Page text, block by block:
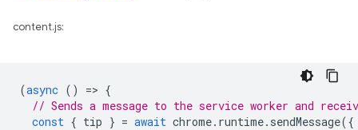
content.js:
(async () => {
// Sends a message to the service worker and
const { tip } = await chrome. runtime. sendMessage({